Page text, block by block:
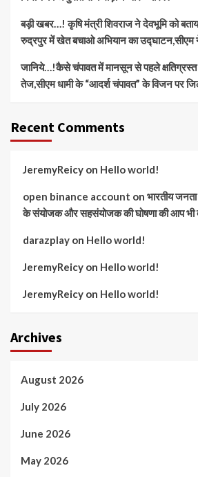
बड़ी खबर…! कृषि मंत्री शिवराज ने देवभूमि को
रुद्रपुर में खेत बचाओ अभियान का उद्घाटन,सीएम
जानिये…!कैसे चंपावत में मानसून से पहले क्षतिग्रस्त
तेज,सीएम धामी के “आदर्श चंपावत” के विजन पर
Recent Comments
JeremyReicy on Hello world!
open binance account on भारतीय जनता
के संयोजक और सहसंयोजक की घोषणा की आप भी
darazplay on Hello world!
JeremyReicy on Hello world!
JeremyReicy on Hello world!
Archives
August 2026
July 2026
June 2026
May 2026